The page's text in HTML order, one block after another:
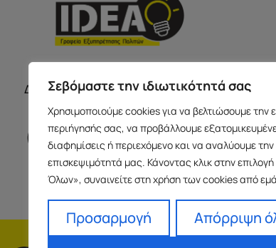
Σεβόμαστε την ιδιωτικότητά σας
Χρησιμοποιούμε cookies για να βελτιώσουμε την
περιήγησής σας, να προβάλλουμε
διαφημίσεις ή περιεχόμενο και να αναλύουμε την
επισκεψιμότητά μας. Κάνοντας κλικ στην
Όλων», συναινείτε στη χρήση των cookies από
Προσαρμογή
Απόρριψη
Δευτέρα με Παρασκευή 09:00-17:00